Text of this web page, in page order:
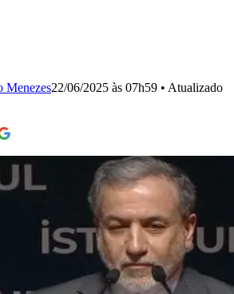
Menezes22/06/2025 às 07h59 • Atualizado